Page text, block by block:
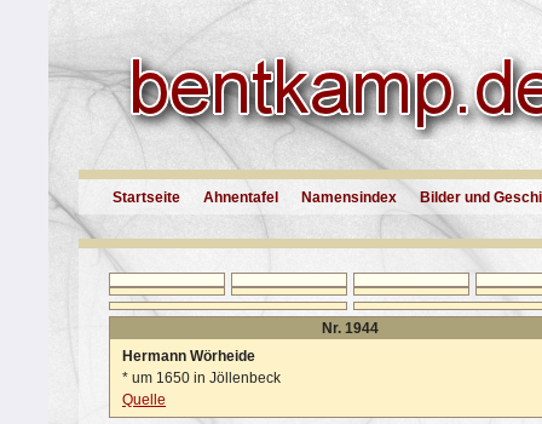
Startseite Ahnentafel Namensindex Bilder und
Nr. 1944
Hermann Wörheide
* um 1650 in Jöllenbeck
Quelle